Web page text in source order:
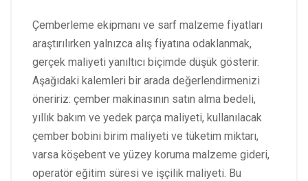
Çemberleme ekipmanı ve sarf malzeme fiyatları
araştırılırken yalnızca alış fiyatına odaklanmak,
gerçek maliyeti yanıltıcı biçimde düşük gösterir.
Aşağıdaki kalemleri bir arada değerlendirmenizi
öneririz: çember makinasının satın alma bedeli,
yıllık bakım ve yedek parça maliyeti, kullanılacak
çember bobini birim maliyeti ve tüketim miktarı,
varsa köşebent ve yüzey koruma malzeme gideri,
operatör eğitim süresi ve işçilik maliyeti. Bu